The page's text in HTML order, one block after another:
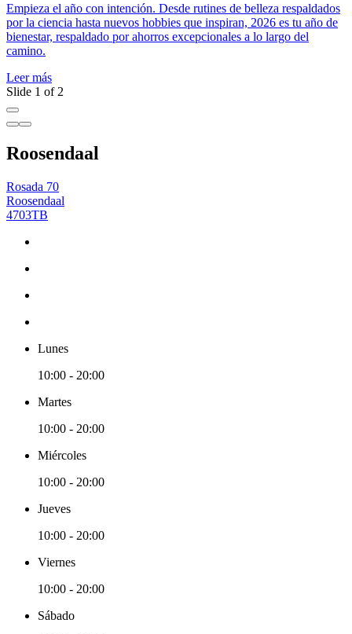
Empieza el año con intención. Desde rutines de belleza respaldados
por la ciencia hasta nuevos hobbies que inspiran, 2026 es tu año de
bienestar, respaldado por ahorros excepcionales a lo largo del
camino.
Leer más
Slide 1 of 2
Roosendaal
Rosada 70
Roosendaal
4703TB
Lunes
10:00 - 20:00
Martes
10:00 - 20:00
Miércoles
10:00 - 20:00
Jueves
10:00 - 20:00
Viernes
10:00 - 20:00
Sábado